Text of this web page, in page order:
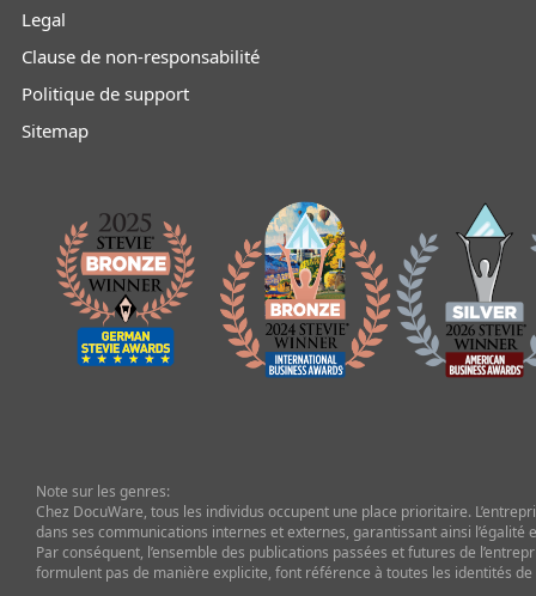
Legal
Clause de non-responsabilité
Politique de support
Sitemap
Note sur les genres:
Chez DocuWare, tous les individus occupent une place prioritaire.
dans ses communications internes et externes, garantissant ainsi l’égalité
Par conséquent, l’ensemble des publications passées et futures de
formulent pas de manière explicite, font référence à toutes les identités de